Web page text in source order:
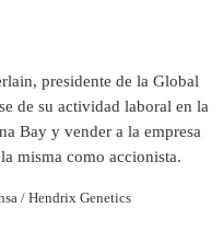
presidente de la Global
de su actividad laboral en la
Bay y vender a la empresa
misma como accionista.
/ Hendrix Genetics